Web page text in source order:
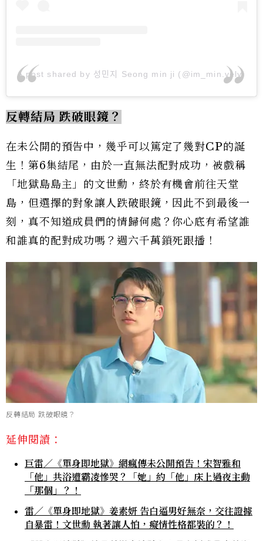
A post shared by 성민지 Seong min ji (@im_min.vely)
反轉結局 跌破眼鏡？
在未公開的預告中，幾乎可以篤定了幾對CP的誕
生！第6集結尾，由於一直無法配對成功，被戲稱
「地獄島島主」的文世勳，終於有機會前往天堂
島，但選擇的對象讓人跌破眼鏡，因此不到最後一
刻，真不知道成員們的情歸何處？你心底有希望誰
和誰真的配對成功嗎？週六千萬鎖死跟播！
反轉結局 跌破眼鏡？
延伸閱讀：
巨雷／《單身即地獄》網瘋傳未公開預告！宋智雅和
「他」共浴遭霸凌慘哭？「她」約「他」床上過夜主動
「那個」？！
雷／《單身即地獄》姜素妍 告白逼男好無奈，交往證據
自暴雷！文世勳 執著讓人怕，癡情性格都裝的？！